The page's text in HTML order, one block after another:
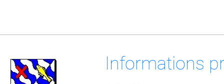
Informations